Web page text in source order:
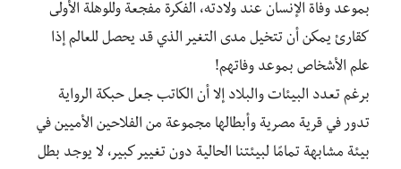
بموعد وفاة الإنسان عند ولادته، الفكرة مفجعة وللوهلة الأولى
كقارئ يمكن أن تتخيل مدى التغير الذي قد يحصل للعالم إذا
علم الأشخاص بموعد وفاتهم!
برغم تعدد البيئات والبلاد إلا أن الكاتب جعل حبكة الرواية
تدور في قرية مصرية وأبطالها مجموعة من الفلاحين الأميين في
بيئة مشابهة تمامًا لبيئتنا الحالية دون تغيير كبير، لا يوجد بطل